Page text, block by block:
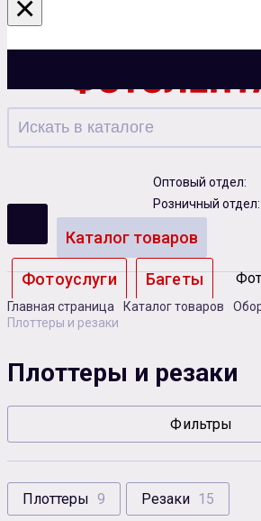
Казань
Оптовый отдел:
Розничный отдел:
Каталог товаров
Фотоуслуги Багеты
Сувенирная продукция
Аксессуары
Главная страница Каталог товаров
Плоттеры и резаки
Плоттеры и резаки
Фильтры
Плоттеры 9 Резаки 15
×